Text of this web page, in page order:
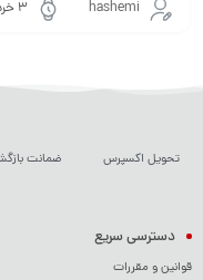
hashemi ۳ خرداد ۱۴۰۴
تحویل اکسپرس ضمانت
دسترسی سریع
قوانین و مقررات